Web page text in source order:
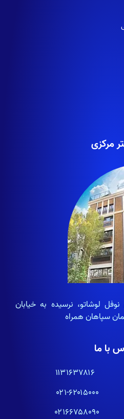
مرکزی
نوفل لوشاتو، نرسیده به خیابان
با ما
۱۱۳۱۶۳۷۸۱۶
۶۲۰۱۵۰۰۰-۰۲۱
۰۲۱۶۶۷۵۸۰۹۰